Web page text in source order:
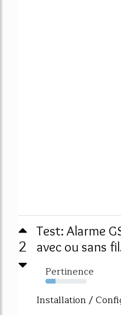
2
Test: Alarme
avec ou sans
Pertinence
24%
Installation /